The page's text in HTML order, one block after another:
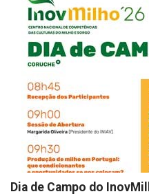
Dia de Campo do